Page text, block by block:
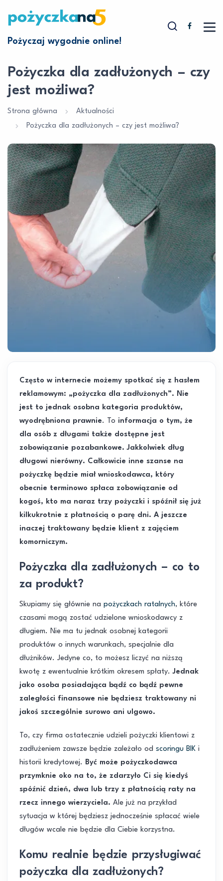
Pożyczaj wygodnie online!
Pożyczka dla zadłużonych – czy
jest możliwa?
Strona główna
Aktualności
Pożyczka dla zadłużonych – czy jest możliwa?
Często w internecie możemy spotkać się z hasłem
reklamowym: „pożyczka dla zadłużonych”. Nie
jest to jednak osobna kategoria produktów,
wyodrębniona prawnie. To informacja o tym, że
dla osób z długami także dostępne jest
zobowiązanie pozabankowe. Jakkolwiek dług
długowi nierówny. Całkowicie inne szanse na
pożyczkę będzie miał wnioskodawca, który
obecnie terminowo spłaca zobowiązanie od
kogoś, kto ma naraz trzy pożyczki i spóźnił się już
kilkukrotnie z płatnością o parę dni. A jeszcze
inaczej traktowany będzie klient z zajęciem
komorniczym.
Pożyczka dla zadłużonych – co to
za produkt?
Skupiamy się głównie na pożyczkach ratalnych, które
czasami mogą zostać udzielone wnioskodawcy z
długiem. Nie ma tu jednak osobnej kategorii
produktów o innych warunkach, specjalnie dla
dłużników. Jedyne co, to możesz liczyć na niższą
kwotę z ewentualnie krótkim okresem spłaty.Jednak
jako osoba posiadająca bądź co bądź pewne
zaległości finansowe nie będziesz traktowany ni
jakoś szczególnie surowo ani ulgowo.
To, czy firma ostatecznie udzieli pożyczki klientowi z
zadłużeniem zawsze będzie zależało od scoringu BIK i
historii kredytowej. Być może pożyczkodawca
przymknie oko na to, że zdarzyło Ci się kiedyś
spóźnić dzień, dwa lub trzy z płatnością raty na
rzecz innego wierzyciela. Ale już na przykład
sytuacja w której będziesz jednocześnie spłacać wiele
długów wcale nie będzie dla Ciebie korzystna.
Komu realnie będzie przysługiwać
pożyczka dla zadłużonych?